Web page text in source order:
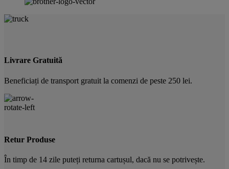
Livrare Gratuită
Beneficiați de transport gratuit la comenzi de peste 250 lei.
Retur Produse
În timp de 14 zile puteți returna cartușul, dacă nu se potrivește.